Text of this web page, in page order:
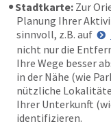
Stadtkarte: Zur
Planung Ihrer
sinnvoll, z.B. auf
nicht nur die
Ihre Wege besser
in der Nähe (wie
nützliche
Ihrer Unterkunft
identifizieren.